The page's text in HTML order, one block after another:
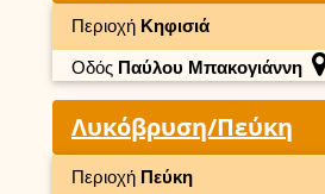
Περιοχή Κηφισιά
Οδός Παύλου Μπακογιάννη
Λυκόβρυση/Πεύκη
Περιοχή Πεύκη